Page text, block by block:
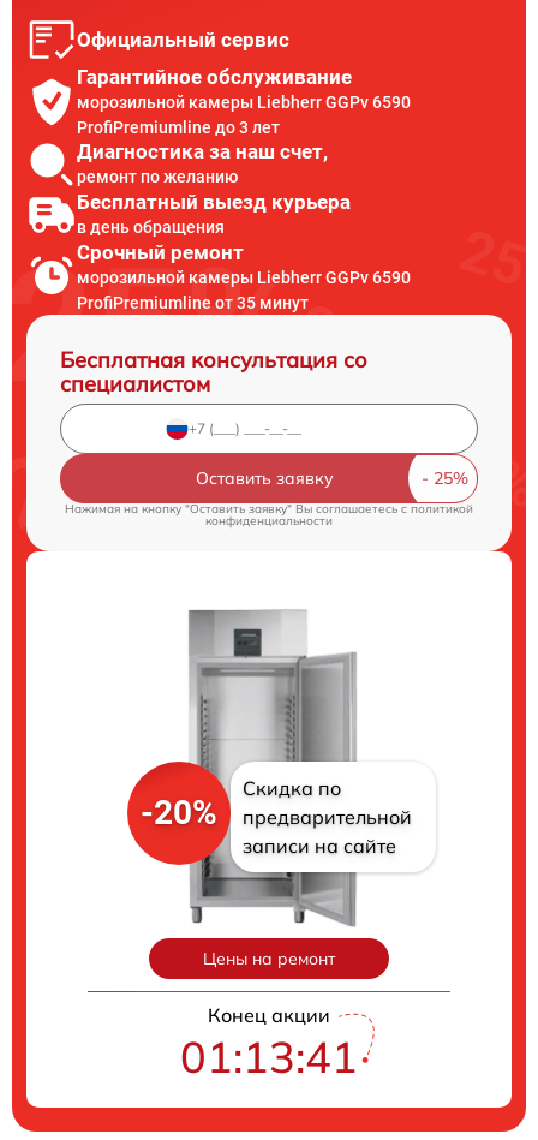
Официальный сервис
Гарантийное обслуживание
морозильной камеры Liebherr GGPv 6590
ProfiPremiumline до 3 лет
Диагностика за наш счет,
ремонт по желанию
Бесплатный выезд курьера
в день обращения
Срочный ремонт
морозильной камеры Liebherr GGPv 6590
ProfiPremiumline от 35 минут
Бесплатная консультация со
специалистом
Оставить заявку
Нажимая на кнопку "Оставить заявку" Вы соглашаетесь cполитикой
конфиденциальности
-20%
Скидка по
предварительной
записи на сайте
Цены на ремонт
Конец акции
01:13:40